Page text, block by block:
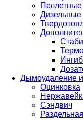
Пеллетные
Дизельные
Дымоудаление
Оцинковка
Сэндвич